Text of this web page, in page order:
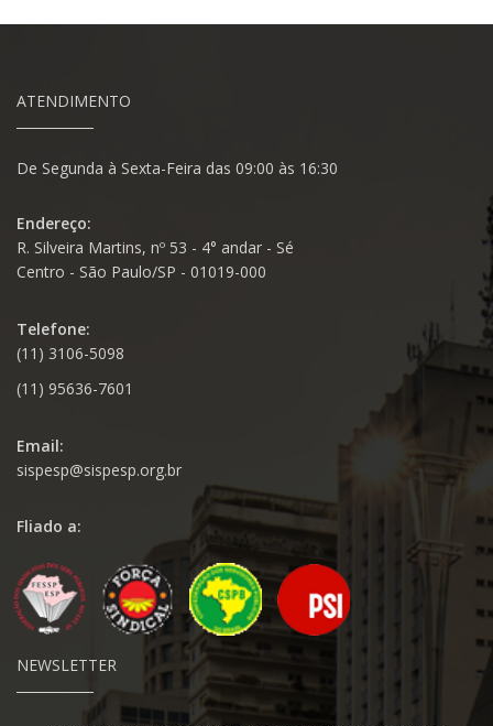
ATENDIMENTO
De Segunda à Sexta-Feira das 09:00 às 16:30
Endereço:
R. Silveira Martins, nº 53 - 4° andar - Sé
Centro - São Paulo/SP - 01019-000
Telefone:
(11) 3106-5098
(11) 95636-7601
Email:
sispesp@sispesp.org.br
Fliado a:
NEWSLETTER